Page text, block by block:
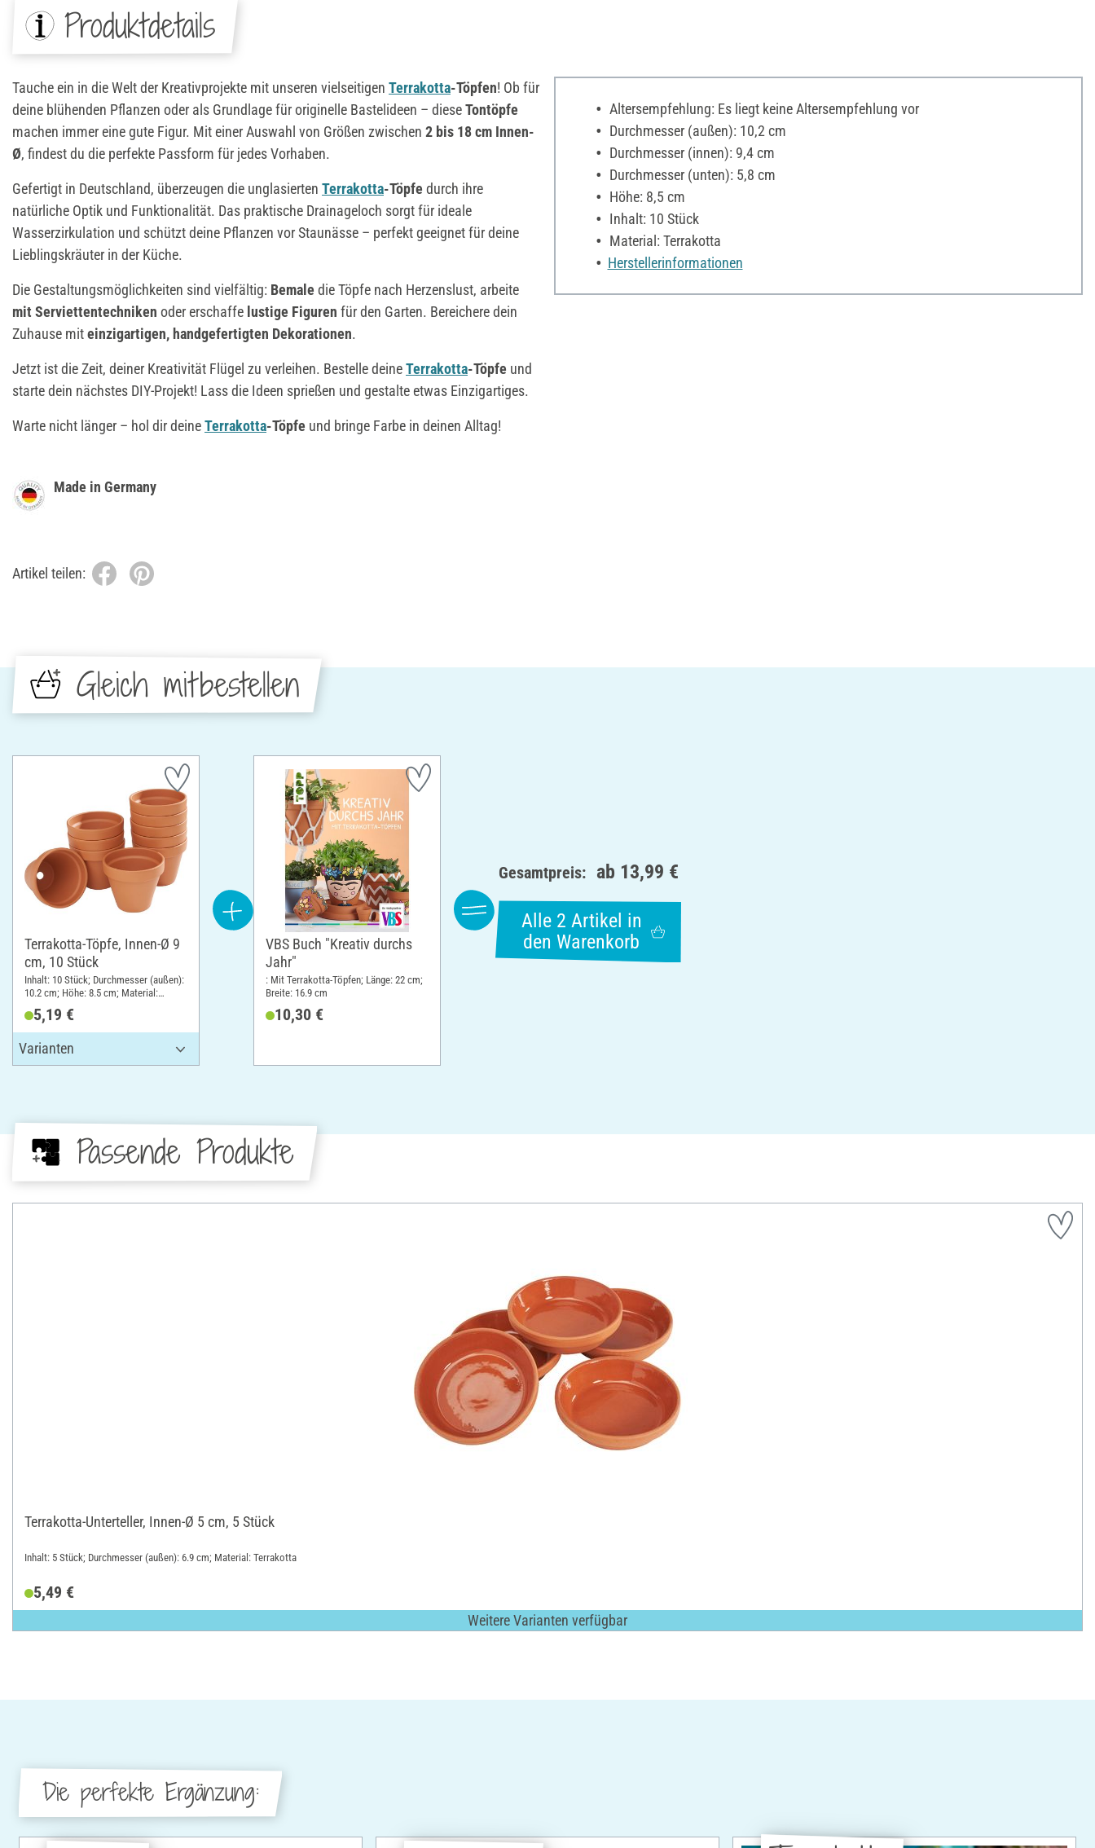
Produktdetails
Tauche ein in die Welt der Kreativprojekte mit unseren vielseitigen Terrakotta-Töpfen! Ob für
deine blühenden Pflanzen oder als Grundlage für originelle Bastelideen – dieseTontöpfe
machen immer eine gute Figur. Mit einer Auswahl von Größen zwischen 2 bis 18 cm Innen-
Ø, findest du die perfekte Passform für jedes Vorhaben.
Gefertigt in Deutschland, überzeugen die unglasierten Terrakotta-Töpfe durch ihre
natürliche Optik und Funktionalität. Das praktische Drainageloch sorgt für ideale
Wasserzirkulation und schützt deine Pflanzen vor Staunässe – perfekt geeignet für deine
Lieblingskräuter in der Küche.
Die Gestaltungsmöglichkeiten sind vielfältig: Bemale die Töpfe nach Herzenslust, arbeite
mit Serviettentechniken oder erschaffe lustige Figuren für den Garten. Bereichere dein
Zuhause miteinzigartigen, handgefertigten Dekorationen.
Jetzt ist die Zeit, deiner Kreativität Flügel zu verleihen. Bestelle deineTerrakotta-Töpfe und
starte dein nächstes DIY-Projekt! Lass die Ideen sprießen und gestalte etwas Einzigartiges.
Warte nicht länger – hol dir deineTerrakotta-Töpfe und bringe Farbe in deinen Alltag!
Altersempfehlung: Es liegt keine Altersempfehlung vor
Durchmesser (außen): 10,2 cm
Durchmesser (innen): 9,4 cm
Durchmesser (unten): 5,8 cm
Höhe: 8,5 cm
Inhalt: 10 Stück
Material: Terrakotta
Herstellerinformationen
Made in Germany
Artikel teilen:
Gleich mitbestellen
Terrakotta-Töpfe, Innen-Ø 9
cm, 10 Stück
Inhalt: 10 Stück; Durchmesser (außen):
10.2 cm; Höhe: 8.5 cm; Material:
5,19 €
VBS Buch "Kreativ durchs
Jahr"
: Mit Terrakotta-Töpfen; Länge: 22 cm;
Breite: 16.9 cm
10,30 €
Gesamtpreis: ab 13,99 €
Alle 2 Artikel in
den Warenkorb
Passende Produkte
Terrakotta-Unterteller, Innen-Ø 5 cm, 5 Stück
Inhalt: 5 Stück; Durchmesser (außen): 6.9 cm; Material: Terrakotta
5,49 €
Weitere Varianten verfügbar
Die perfekte Ergänzung: